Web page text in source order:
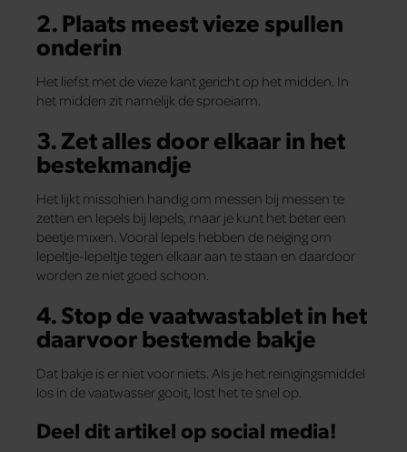
2. Plaats meest vieze spullen
onderin
Het liefst met de vieze kant gericht op het midden. In
het midden zit namelijk de sproeiarm.
3. Zet alles door elkaar in het
bestekmandje
Het lijkt misschien handig om messen bij messen te
zetten en lepels bij lepels, maar je kunt het beter een
beetje mixen. Vooral lepels hebben de neiging om
lepeltje-lepeltje tegen elkaar aan te staan en daardoor
worden ze niet goed schoon.
4. Stop de vaatwastablet in het
daarvoor bestemde bakje
Dat bakje is er niet voor niets. Als je het reinigingsmiddel
los in de vaatwasser gooit, lost het te snel op.
Deel dit artikel op social media!